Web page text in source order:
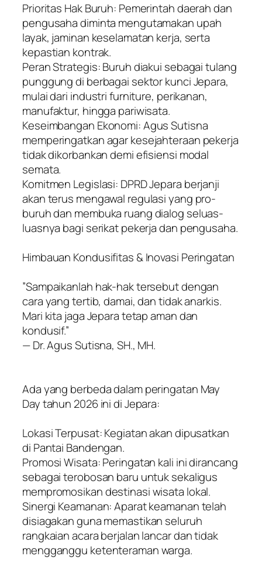
​Prioritas Hak Buruh: Pemerintah daerah dan
pengusaha diminta mengutamakan upah
layak, jaminan keselamatan kerja, serta
kepastian kontrak.
​Peran Strategis: Buruh diakui sebagai tulang
punggung di berbagai sektor kunci Jepara,
mulai dari industri furniture, perikanan,
manufaktur, hingga pariwisata.
​Keseimbangan Ekonomi: Agus Sutisna
memperingatkan agar kesejahteraan pekerja
tidak dikorbankan demi efisiensi modal
semata.
​Komitmen Legislasi: DPRD Jepara berjanji
akan terus mengawal regulasi yang pro-
buruh dan membuka ruang dialog seluas-
luasnya bagi serikat pekerja dan pengusaha.
​Himbauan Kondusifitas & Inovasi Peringatan
​”Sampaikanlah hak-hak tersebut dengan
cara yang tertib, damai, dan tidak anarkis.
Mari kita jaga Jepara tetap aman dan
kondusif.”
— Dr. Agus Sutisna, SH., MH.
​Ada yang berbeda dalam peringatan May
Day tahun 2026 ini di Jepara:
​Lokasi Terpusat: Kegiatan akan dipusatkan
di Pantai Bandengan.
​Promosi Wisata: Peringatan kali ini dirancang
sebagai terobosan baru untuk sekaligus
mempromosikan destinasi wisata lokal.
​Sinergi Keamanan: Aparat keamanan telah
disiagakan guna memastikan seluruh
rangkaian acara berjalan lancar dan tidak
mengganggu ketenteraman warga.